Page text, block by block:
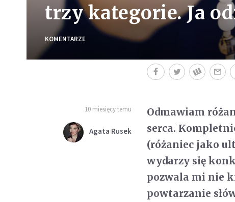
trzy kategorie. Ja
KOMENTARZE
10 miesięcy temu
Agata Rusek
Odmawiam
serca.
(różaniec jako
wydarzy się
pozwala mi nie
powtarzanie